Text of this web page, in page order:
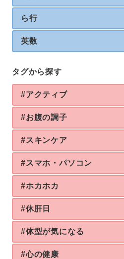
ら行
英数
タグから探す
#アクティブ
#お腹の調子
#スキンケア
#スマホ・パソコン
#ホカホカ
#休肝日
#体型が気になる
#心の健康